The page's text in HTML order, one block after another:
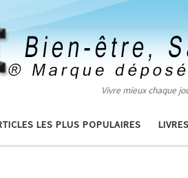
Vivre mieux chaque
LES PLUS POPULAIRES